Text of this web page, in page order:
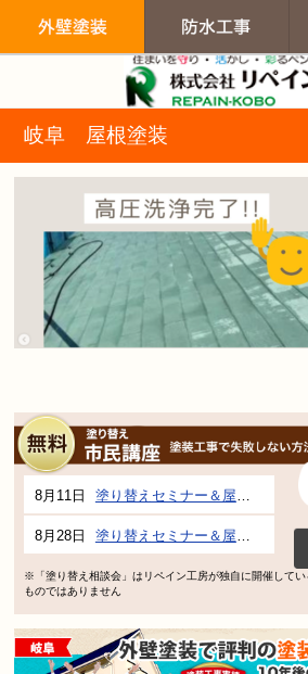
岐阜 屋根塗装
8月11日 塗り替えセミナー＆屋根、外壁の塗り替え市民講座 inぎふメディアコスモス
8月28日 塗り替えセミナー＆屋根、外壁の塗り替え市民講座 inぎふメディアコスモス
※「塗り替え相談会」はリペイン工房が独自に開催して
ものではありません